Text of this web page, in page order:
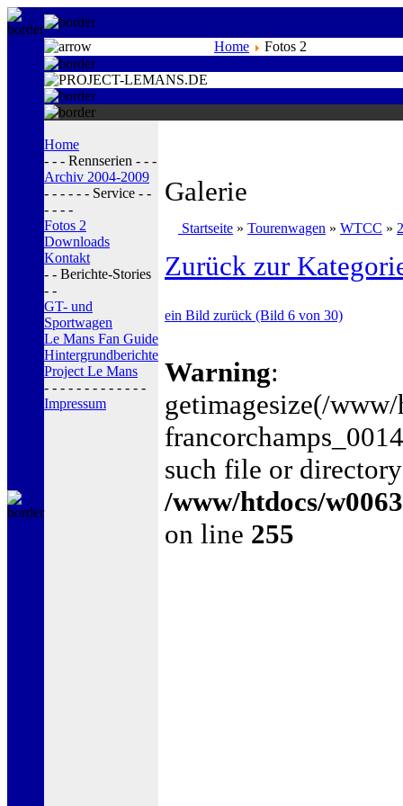
Home Fotos 2
Home
- - - Rennserien - - -
Archiv 2004-2009
- - - - - - Service - -
- - - -
Fotos 2
Downloads
Kontakt
- - Berichte-Stories
- -
GT- und
Sportwagen
Le Mans Fan Guide
Hintergrundberichte
Project Le Mans
- - - - - - - - - - - - -
Impressum
Galerie
Startseite » Tourenwagen » WTCC »
Zurück zur
ein Bild zurück (Bild 6 von 30)
Warning:
getimagesize(/
such file or
/www/htdocs/
on line 255